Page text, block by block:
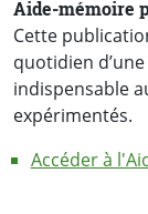
Aide-mémoire
quotidien
indispensable
expérimentés.
Accéder à